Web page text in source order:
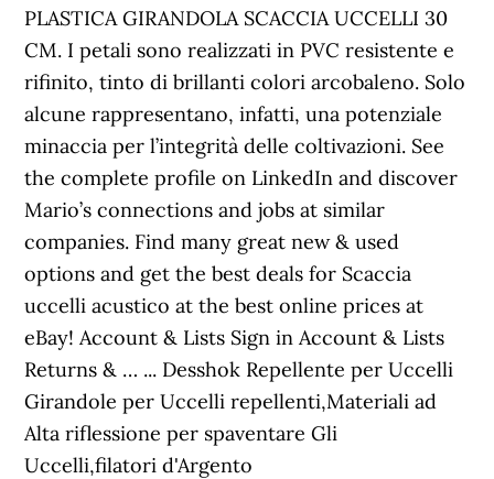
PLASTICA GIRANDOLA SCACCIA UCCELLI 30
CM. I petali sono realizzati in PVC resistente e
rifinito, tinto di brillanti colori arcobaleno. Solo
alcune rappresentano, infatti, una potenziale
minaccia per l’integrità delle coltivazioni. See
the complete profile on LinkedIn and discover
Mario’s connections and jobs at similar
companies. Find many great new & used
options and get the best deals for Scaccia
uccelli acustico at the best online prices at
eBay! Account & Lists Sign in Account & Lists
Returns & … ... Desshok Repellente per Uccelli
Girandole per Uccelli repellenti,Materiali ad
Alta riflessione per spaventare Gli
Uccelli,filatori d'Argento